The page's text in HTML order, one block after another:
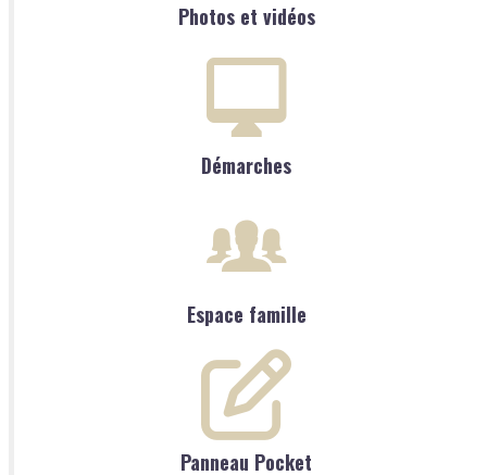
Photos et vidéos
Démarches
Espace famille
Panneau Pocket